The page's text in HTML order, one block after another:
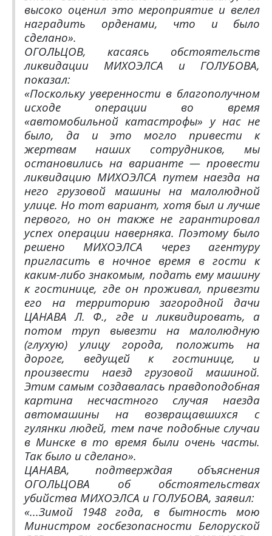
высоко оценил это мероприятие и велел
наградить орденами, что и было
сделано».
ОГОЛЬЦОВ, касаясь обстоятельств
ликвидации МИХОЭЛСА и ГОЛУБОВА,
показал:
«Поскольку уверенности в благополучном
исходе операции во время
«автомобильной катастрофы» у нас не
было, да и это могло привести к
жертвам наших сотрудников, мы
остановились на варианте — провести
ликвидацию МИХОЭЛСА путем наезда на
него грузовой машины на малолюдной
улице. Но тот вариант, хотя был и лучше
первого, но он также не гарантировал
успех операции наверняка. Поэтому было
решено МИХОЭЛСА через агентуру
пригласить в ночное время в гости к
каким-либо знакомым, подать ему машину
к гостинице, где он проживал, привезти
его на территорию загородной дачи
ЦАНАВА Л. Ф., где и ликвидировать, а
потом труп вывезти на малолюдную
(глухую) улицу города, положить на
дороге, ведущей к гостинице, и
произвести наезд грузовой машиной.
Этим самым создавалась правдоподобная
картина несчастного случая наезда
автомашины на возвращавшихся с
гулянки людей, тем паче подобные случаи
в Минске в то время были очень часты.
Так было и сделано».
ЦАНАВА, подтверждая объяснения
ОГОЛЬЦОВА об обстоятельствах
убийства МИХОЭЛСА и ГОЛУБОВА, заявил:
«...Зимой 1948 года, в бытность мою
Министром госбезопасности Белоруской